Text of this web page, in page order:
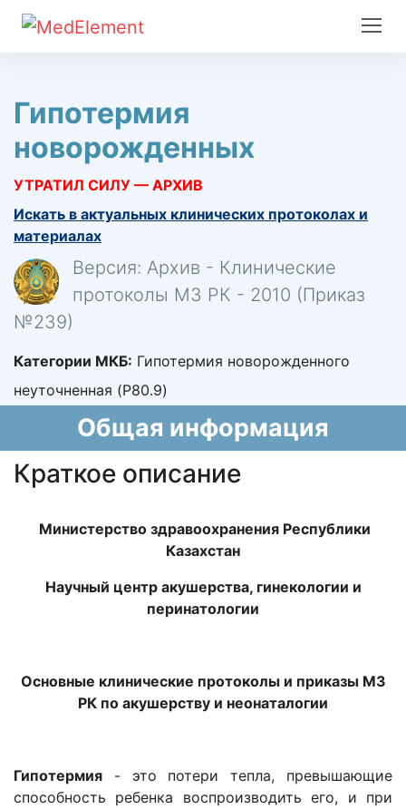
Гипотермия
новорожденных
УТРАТИЛ СИЛУ — АРХИВ
Искать в актуальных клинических протоколах и
материалах
Версия: Архив - Клинические
протоколы МЗ РК - 2010 (Приказ
№239)
Категории МКБ: Гипотермия новорожденного
неуточненная (P80.9)
Общая информация
Краткое описание
Министерство здравоохранения Республики
Казахстан
Научный центр акушерства, гинекологии и
перинатологии
Основные клинические протоколы и приказы МЗ
РК по акушерству и неонаталогии
Гипотермия - это потери тепла, превышающие
способность ребенка воспроизводить его, и при